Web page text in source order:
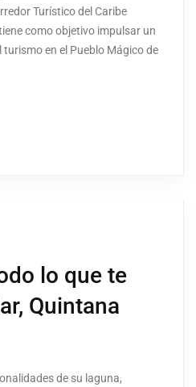
Turístico del Caribe
como objetivo impulsar un
en el Pueblo Mágico de
lo que te
Quintana
de su laguna,